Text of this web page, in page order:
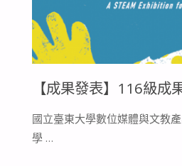
【成果發表】116級成
國立臺東大學數位媒體與文教
學 …